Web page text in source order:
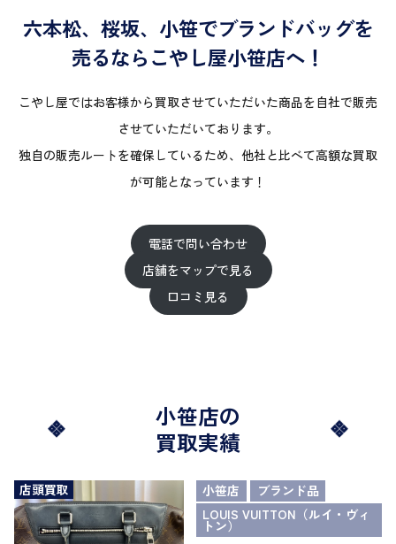
六本松、桜坂、小笹でブランドバッグを
売るならこやし屋小笹店へ！
こやし屋ではお客様から買取させていただいた商品を自社で販売
させていただいております。
独自の販売ルートを確保しているため、他社と比べて高額な買取
が可能となっています！
電話で問い合わせ
店舗をマップで見る
口コミ見る
小笹店の
買取実績
店頭買取 小笹店
ブランド品
LOUIS VUITTON（ルイ・ヴィ
トン）